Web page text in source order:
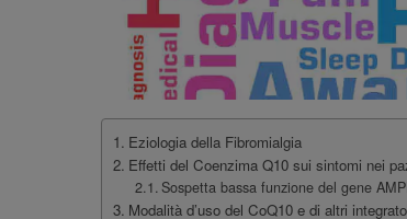
Eziologia della Fibromialgia
Effetti del Coenzima Q10 sui sintomi nei
Sospetta bassa funzione del gene
Modalità d’uso del CoQ10 e di altri